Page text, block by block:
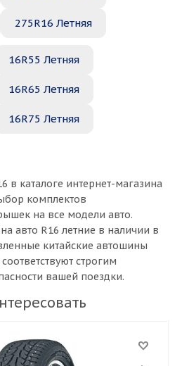
275R16 Летняя
16R55 Летняя
16R65 Летняя
16R75 Летняя
в каталоге интернет-магазина
комплектов
на все модели авто.
авто R16 летние в наличии в
китайские автошины
строгим
вашей поездки.